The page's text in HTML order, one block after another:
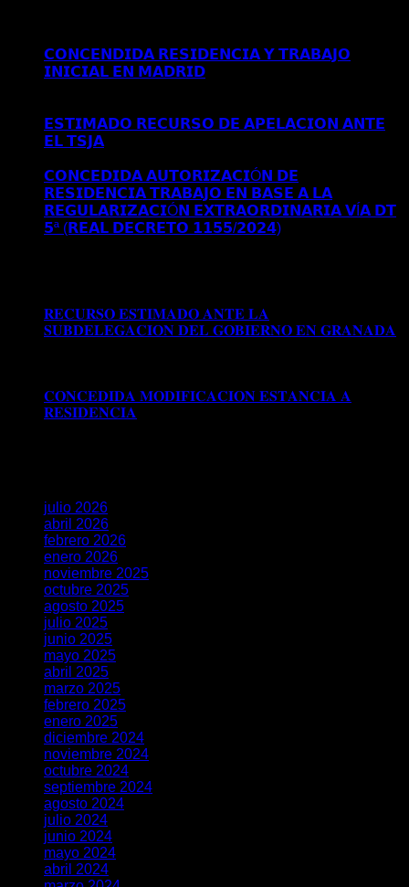
𝗖𝗢𝗡𝗖𝗘𝗡𝗗𝗜𝗗𝗔 𝗥𝗘𝗦𝗜𝗗𝗘𝗡𝗖𝗜𝗔 𝗬 𝗧𝗥𝗔𝗕𝗔𝗝𝗢
𝗜𝗡𝗜𝗖𝗜𝗔𝗟 𝗘𝗡 𝗠𝗔𝗗𝗥𝗜𝗗
𝗘𝗦𝗧𝗜𝗠𝗔𝗗𝗢 𝗥𝗘𝗖𝗨𝗥𝗦𝗢 𝗗𝗘 𝗔𝗣𝗘𝗟𝗔𝗖𝗜𝗢𝗡 𝗔𝗡𝗧𝗘
𝗘𝗟 𝗧𝗦𝗝𝗔
𝗖𝗢𝗡𝗖𝗘𝗗𝗜𝗗𝗔 𝗔𝗨𝗧𝗢𝗥𝗜𝗭𝗔𝗖𝗜Ó𝗡 𝗗𝗘
𝗥𝗘𝗦𝗜𝗗𝗘𝗡𝗖𝗜𝗔 𝗧𝗥𝗔𝗕𝗔𝗝𝗢 𝗘𝗡 𝗕𝗔𝗦𝗘 𝗔 𝗟𝗔
𝗥𝗘𝗚𝗨𝗟𝗔𝗥𝗜𝗭𝗔𝗖𝗜Ó𝗡 𝗘𝗫𝗧𝗥𝗔𝗢𝗥𝗗𝗜𝗡𝗔𝗥𝗜𝗔 𝗩Í𝗔 𝗗𝗧
𝟱ª (𝗥𝗘𝗔𝗟 𝗗𝗘𝗖𝗥𝗘𝗧𝗢 𝟭𝟭𝟱𝟱/𝟮𝟬𝟮𝟰)
𝐑𝐄𝐂𝐔𝐑𝐒𝐎 𝐄𝐒𝐓𝐈𝐌𝐀𝐃𝐎 𝐀𝐍𝐓𝐄 𝐋𝐀
𝐒𝐔𝐁𝐃𝐄𝐋𝐄𝐆𝐀𝐂𝐈𝐎𝐍 𝐃𝐄𝐋 𝐆𝐎𝐁𝐈𝐄𝐑𝐍𝐎 𝐄𝐍 𝐆𝐑𝐀𝐍𝐀𝐃𝐀
𝐂𝐎𝐍𝐂𝐄𝐃𝐈𝐃𝐀 𝐌𝐎𝐃𝐈𝐅𝐈𝐂𝐀𝐂𝐈𝐎𝐍 𝐄𝐒𝐓𝐀𝐍𝐂𝐈𝐀 𝐀
𝐑𝐄𝐒𝐈𝐃𝐄𝐍𝐂𝐈𝐀
julio 2026
abril 2026
febrero 2026
enero 2026
noviembre 2025
octubre 2025
agosto 2025
julio 2025
junio 2025
mayo 2025
abril 2025
marzo 2025
febrero 2025
enero 2025
diciembre 2024
noviembre 2024
octubre 2024
septiembre 2024
agosto 2024
julio 2024
junio 2024
mayo 2024
abril 2024